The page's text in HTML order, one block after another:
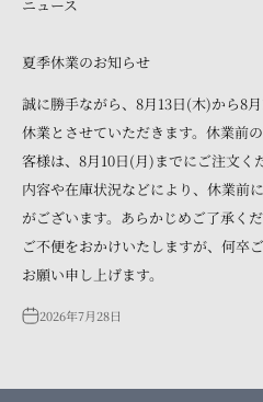
ニュース
夏季休業のお知らせ
誠に勝手ながら、8月13日(木)から8
休業とさせていただきます。休業前
客様は、8月10日(月)までにご注文
内容や在庫状況などにより、休業前
がございます。あらかじめご了承く
ご不便をおかけいたしますが、何卒
お願い申し上げます。
2026年7月28日